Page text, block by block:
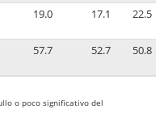
19.0 17.1 22.5
57.7 52.7 50.8
o poco significativo del